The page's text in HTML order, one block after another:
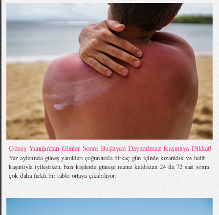
Güneş Yanığından Günler Sonra Başlayan Dayanılmaz Kaşıntıya Dikkat!
Yaz aylarında güneş yanıkları çoğunlukla birkaç gün içinde kızarıklık ve hafif
kaşıntıyla iyileşirken, bazı kişilerde güneşe maruz kaldıktan 24 ila 72 saat sonra
çok daha farklı bir tablo ortaya çıkabiliyor.